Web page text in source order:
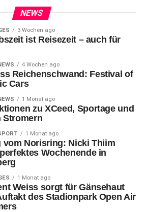
Offensive brachte Hecking Mitte des
als er Duah für Lohkemper
NEWS
3 Wochen ago
ist Reisezeit – auch für
4 Wochen ago
Reichenschwand: Festival of
Cars
1 Monat ago
zu XCeed, Sportage und
Stromern
1 Monat ago
vom Norisring: Nicki Thiim
Wochenende in
1 Monat ago
Weiss sorgt für Gänsehaut
des Stadionpark Open Air